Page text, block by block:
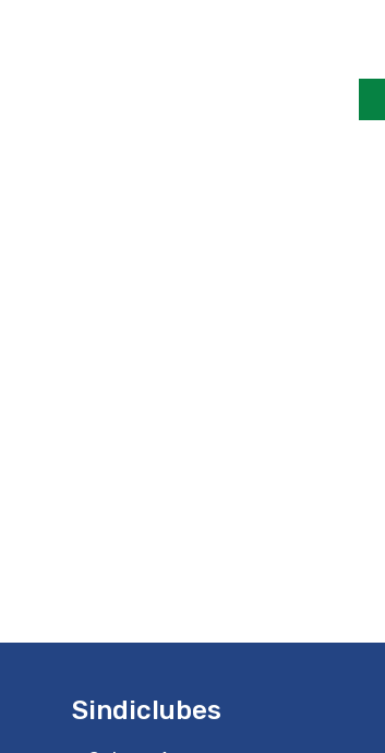
Sindiclubes